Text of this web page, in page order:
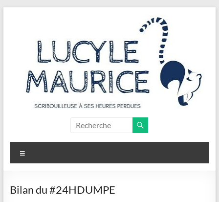
Maurice
Scribouilleuse
ses
Bilan du #24HDUMPE